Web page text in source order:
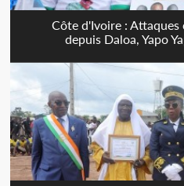
Côte d'Ivoire : Attaques
depuis Daloa, Yapo